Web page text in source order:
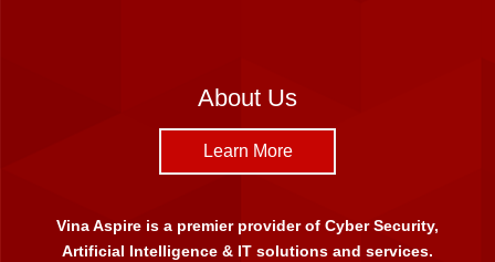
About Us
Learn More
Vina Aspire is a premier provider of Cyber Security,
Artificial Intelligence & IT solutions and services.